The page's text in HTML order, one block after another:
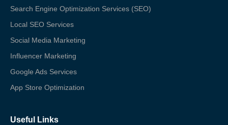
Search Engine Optimization Services (SEO)
Local SEO Services
Social Media Marketing
Influencer Marketing
Google Ads Services
App Store Optimization
Useful Links